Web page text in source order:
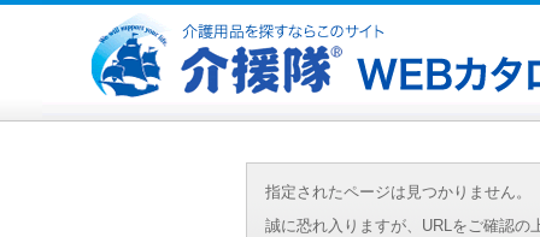
指定されたページは見つかりません。
誠に恐れ入りますが、URLをご確認